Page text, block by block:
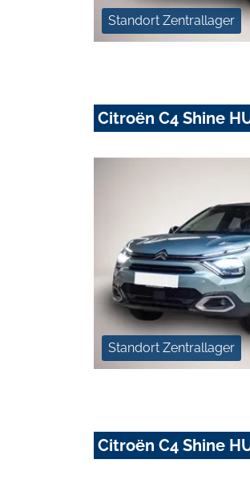
Standort Zentrallager
Citroën C4 Shine
Standort Zentrallager
Citroën C4 Shine